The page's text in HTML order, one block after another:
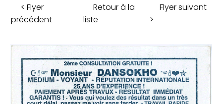
< Flyer
précédent
Retour à la
liste
Flyer suivant
>